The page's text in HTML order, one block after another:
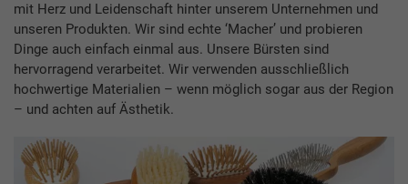
mit Herz und Leidenschaft hinter unserem Unternehmen und
unseren Produkten. Wir sind echte ‘Macher’ und probieren
Dinge auch einfach einmal aus. Unsere Bürsten sind
hervorragend verarbeitet. Wir verwenden ausschließlich
hochwertige Materialien – wenn möglich sogar aus der Region
– und achten auf Ästhetik.